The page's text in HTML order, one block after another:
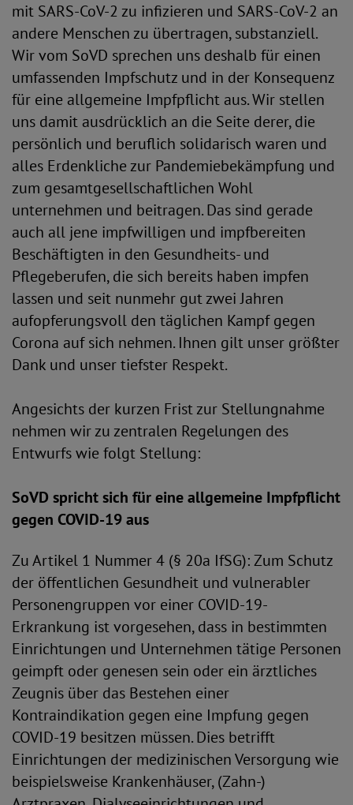
mit SARS-CoV-2 zu infizieren und SARS-CoV-2 an
andere Menschen zu übertragen, substanziell.
Wir vom SoVD sprechen uns deshalb für einen
umfassenden Impfschutz und in der Konsequenz
für eine allgemeine Impfpflicht aus. Wir stellen
uns damit ausdrücklich an die Seite derer, die
persönlich und beruflich solidarisch waren und
alles Erdenkliche zur Pandemiebekämpfung und
zum gesamtgesellschaftlichen Wohl
unternehmen und beitragen. Das sind gerade
auch all jene impfwilligen und impfbereiten
Beschäftigten in den Gesundheits- und
Pflegeberufen, die sich bereits haben impfen
lassen und seit nunmehr gut zwei Jahren
aufopferungsvoll den täglichen Kampf gegen
Corona auf sich nehmen. Ihnen gilt unser größter
Dank und unser tiefster Respekt.
Angesichts der kurzen Frist zur Stellungnahme
nehmen wir zu zentralen Regelungen des
Entwurfs wie folgt Stellung:
SoVD spricht sich für eine allgemeine Impfpflicht
gegen COVID-19 aus
Zu Artikel 1 Nummer 4 (§ 20a IfSG): Zum Schutz
der öffentlichen Gesundheit und vulnerabler
Personengruppen vor einer COVID-19-
Erkrankung ist vorgesehen, dass in bestimmten
Einrichtungen und Unternehmen tätige Personen
geimpft oder genesen sein oder ein ärztliches
Zeugnis über das Bestehen einer
Kontraindikation gegen eine Impfung gegen
COVID-19 besitzen müssen. Dies betrifft
Einrichtungen der medizinischen Versorgung wie
beispielsweise Krankenhäuser, (Zahn-)